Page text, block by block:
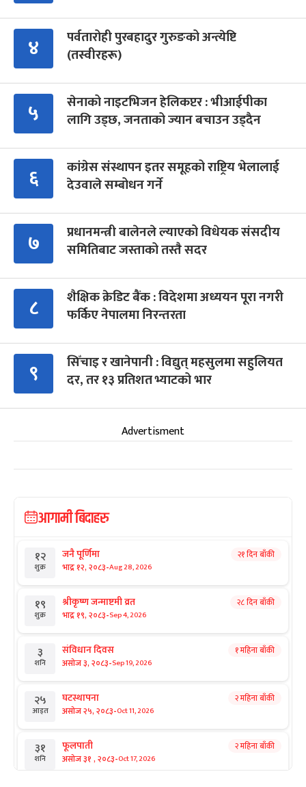
४
पर्वतारोही पुरबहादुर गुरुङको अन्त्येष्टि
(तस्वीरहरू)
५
सेनाको नाइटभिजन हेलिकप्टर : भीआईपीका
लागि उड्छ, जनताको ज्यान बचाउन उड्दैन
६
कांग्रेस संस्थापन इतर समूहको राष्ट्रिय भेलालाई
देउवाले सम्बोधन गर्ने
७
प्रधानमन्त्री बालेनले ल्याएको विधेयक संसदीय
समितिबाट जस्ताको तस्तै सदर
८
शैक्षिक क्रेडिट बैंक : विदेशमा अध्ययन पूरा नगरी
फर्किए नेपालमा निरन्तरता
९
सिँचाइ र खानेपानी : विद्युत् महसुलमा सहुलियत
दर, तर १३ प्रतिशत भ्याटको भार
Advertisment
आगामी बिदाहरु
१२
शुक्र
जनै पूर्णिमा
भाद्र १२, २०८३-Aug 28, 2026
२१ दिन बाँकी
१९
शुक्र
श्रीकृष्ण जन्माष्टमी व्रत
भाद्र १९, २०८३-Sep 4, 2026
२८ दिन बाँकी
३
शनि
संविधान दिवस
असोज ३, २०८३-Sep 19, 2026
१ महिना बाँकी
२५
आइत
घटस्थापना
असोज २५, २०८३-Oct 11, 2026
२ महिना बाँकी
३१
शनि
फूलपाती
असोज ३१ , २०८३-Oct 17, 2026
२ महिना बाँकी